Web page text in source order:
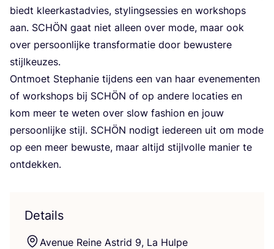
biedt kleer­kastad­vies, sty­ling­ses­sies en work­shops
aan. SCHÖN gaat niet alleen over mode, maar ook
over per­soon­lij­ke trans­for­ma­tie door bewus­te­re
stijlkeuzes.
Ont­moet Step­ha­nie tij­dens een van haar eve­ne­men­ten
of work­shops bij SCHÖN of op ande­re loca­ties en
kom meer te weten over slow fas­hi­on en jouw
per­soon­lij­ke stijl. SCHÖN nodigt ieder­een uit om mode
op een meer bewus­te, maar altijd stijl­vol­le manier te
ontdekken.
Details
Ave­nue Rei­ne Astrid 9, La Hulpe